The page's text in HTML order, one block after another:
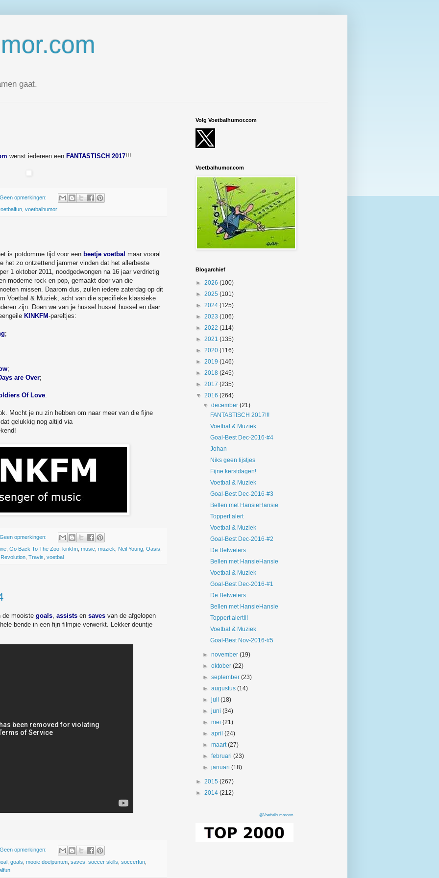
gaat.
wenst iedereen een FANTASTISCH 2017!!!
opmerkingen:
, voetbalhumor
is potdomme tijd voor een beetje voetbal maar vooral
het zo ontzettend jammer vinden dat het allerbeste
1 oktober 2011, noodgedwongen na 16 jaar verdrietig
moderne rock en pop, gemaakt door van die
missen. Daarom dus, zullen iedere zaterdag op dit
Voetbal & Muziek, acht van die specifieke klassieke
zijn. Doen we van je hussel hussel hussel en daar
KINKFM-pareltjes:
;
;
are Over;
Of Love
Mocht je nu zin hebben om naar meer van die fijne
gelukkig nog altijd via
opmerkingen:
Go Back To The Zoo kinkfm music muziek Neil Young Oasis
Travis voetbal
de mooiste goals assists en saves van de afgelopen
bende in een fijn filmpie verwerkt. Lekker deuntje
opmerkingen:
goals mooie doelpunten saves soccer skills soccerfun
Volg Voetbalhumor.com
Voetbalhumor.com
Blogarchief
► 2026 (100)
► 2025 (101)
► 2024 (125)
► 2023 (106)
► 2022 (114)
► 2021 (135)
► 2020 (116)
► 2019 (146)
► 2018 (245)
► 2017 (235)
▼ 2016 (264)
▼december(21)
FANTASTISCH 2017!!!
Voetbal & Muziek
Goal-Best Dec-2016-#4
Johan
Niks geen lijstjes
Fijne kerstdagen!
Voetbal & Muziek
Goal-Best Dec-2016-#3
Bellen met HansieHansie
Toppert alert
Voetbal & Muziek
Goal-Best Dec-2016-#2
De Betweters
Bellen met HansieHansie
Voetbal & Muziek
Goal-Best Dec-2016-#1
De Betweters
Bellen met HansieHansie
Toppert alert!!!
Voetbal & Muziek
Goal-Best Nov-2016-#5
►november(19)
►oktober(22)
►september(23)
►augustus(14)
►juli(18)
►juni(34)
►mei(21)
►april(24)
►maart(27)
►februari(23)
►januari(18)
► 2015 (267)
► 2014 (212)
@Voetbalhumorcom